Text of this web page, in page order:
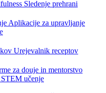
Sledenje prehrani
Aplikacije za upravljanje
Urejevalnik receptov
za douje in mentorstvo
STEM učenje